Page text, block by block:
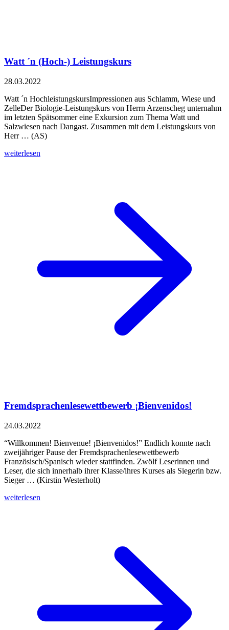
Watt ´n (Hoch-) Leistungskurs
28.03.2022
Watt ´n HochleistungskursImpressionen aus Schlamm, Wiese und
ZelleDer Biologie-Leistungskurs von Herrn Arzenscheg unternahm
im letzten Spätsommer eine Exkursion zum Thema Watt und
Salzwiesen nach Dangast. Zusammen mit dem Leistungskurs von
Herr … (AS)
weiterlesen
Fremdsprachenlesewettbewerb ¡Bienvenidos!
24.03.2022
“Willkommen! Bienvenue! ¡Bienvenidos!” Endlich konnte nach
zweijähriger Pause der Fremdsprachenlesewettbewerb
Französisch/Spanisch wieder stattfinden. Zwölf Leserinnen und
Leser, die sich innerhalb ihrer Klasse/ihres Kurses als Siegerin bzw.
Sieger … (Kirstin Westerholt)
weiterlesen